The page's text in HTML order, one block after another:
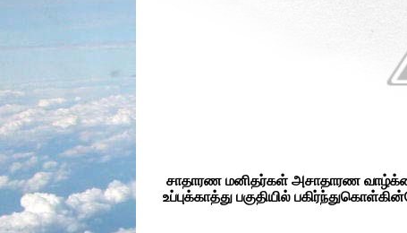
சாதாரண மனிதர்கள் அசாதாரண
உப்புக்காத்து பகுதியில்